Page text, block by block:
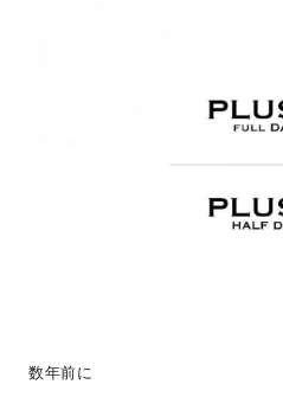
数年前に